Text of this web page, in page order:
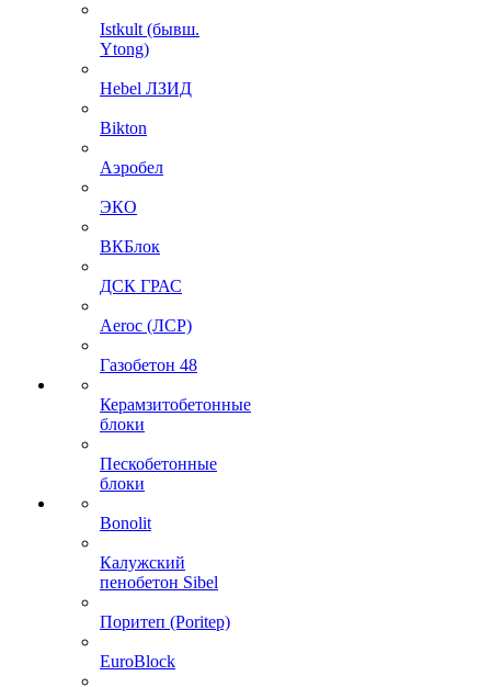
Istkult (бывш.
Ytong)
Hebel ЛЗИД
Bikton
Аэробел
ЭКО
ВКБлок
ДСК ГРАС
Aeroc (ЛСР)
Газобетон 48
Керамзитобетонные
блоки
Пескобетонные
блоки
Bonolit
Калужский
пенобетон Sibel
Поритеп (Poritep)
EuroBlock